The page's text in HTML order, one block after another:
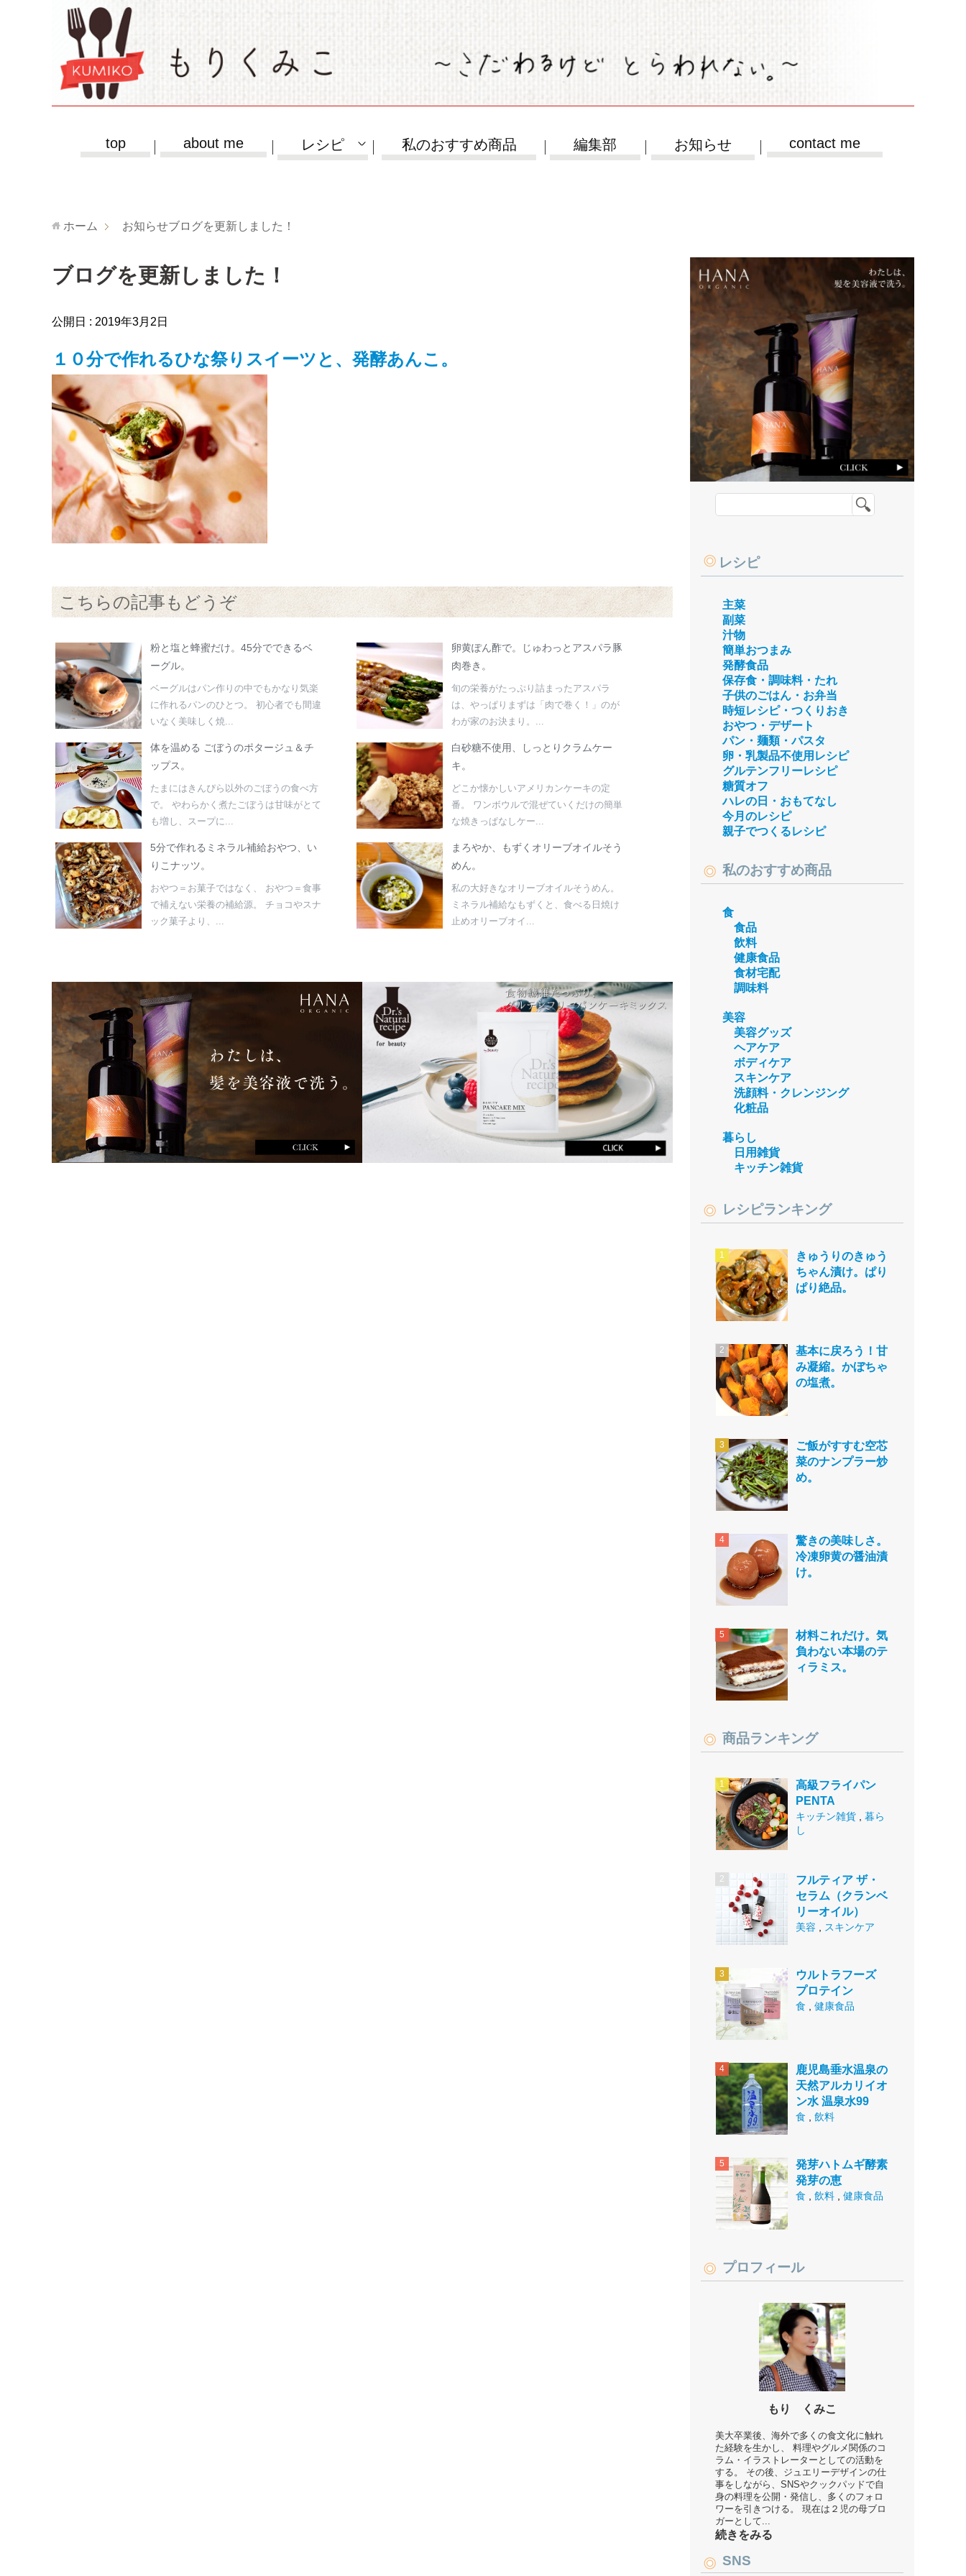
top about me レシピ 私のおすすめ商品 編集部 お知らせ contact me
ホーム お知らせブログを更新しました！
ブログを更新しました！
公開日 : 2019年3月2日
１０分で作れるひな祭りスイーツと、発酵あんこ。
こちらの記事もどうぞ
粉と塩と蜂蜜だけ。45分でできるベ
ーグル。
ベーグルはパン作りの中でもかなり気楽
に作れるパンのひとつ。 初心者でも間違
いなく美味しく焼...
卵黄ぽん酢で。じゅわっとアスパラ豚
肉巻き。
旬の栄養がたっぷり詰まったアスパラ
は、やっぱりまずは「肉で巻く！」のが
わが家のお決まり。...
体を温める ごぼうのポタージュ＆チ
ップス。
たまにはきんぴら以外のごぼうの食べ方
で。 やわらかく煮たごぼうは甘味がとて
も増し、スープに...
白砂糖不使用、しっとりクラムケー
キ。
どこか懐かしいアメリカンケーキの定
番。 ワンボウルで混ぜていくだけの簡単
な焼きっぱなしケー...
5分で作れるミネラル補給おやつ、い
りこナッツ。
おやつ＝お菓子ではなく、 おやつ＝食事
で補えない栄養の補給源。 チョコやスナ
ック菓子より、...
まろやか、もずくオリーブオイルそう
めん。
私の大好きなオリーブオイルそうめん。
ミネラル補給なもずくと、食べる日焼け
止めオリーブオイ...
レシピ
主菜
副菜
汁物
簡単おつまみ
発酵食品
保存食・調味料・たれ
子供のごはん・お弁当
時短レシピ・つくりおき
おやつ・デザート
パン・麺類・パスタ
卵・乳製品不使用レシピ
グルテンフリーレシピ
糖質オフ
ハレの日・おもてなし
今月のレシピ
親子でつくるレシピ
私のおすすめ商品
食
食品
飲料
健康食品
食材宅配
調味料
美容
美容グッズ
ヘアケア
ボディケア
スキンケア
洗顔料・クレンジング
化粧品
暮らし
日用雑貨
キッチン雑貨
レシピランキング
きゅうりのきゅう
ちゃん漬け。ぱり
ぱり絶品。
基本に戻ろう！甘
み凝縮。かぼちゃ
の塩煮。
ご飯がすすむ空芯
菜のナンプラー炒
め。
驚きの美味しさ。
冷凍卵黄の醤油漬
け。
材料これだけ。気
負わない本場のテ
ィラミス。
商品ランキング
高級フライパン
PENTA
キッチン雑貨
暮ら
し
フルティア ザ・
セラム（クランベ
リーオイル）
美容 スキンケア
ウルトラフーズ
プロテイン
食 健康食品
鹿児島垂水温泉の
天然アルカリイオ
ン水 温泉水99
食 飲料
発芽ハトムギ酵素
発芽の恵
食 飲料 健康食品
プロフィール
もり くみこ
美大卒業後、海外で多くの食文化に触れ
た経験を生かし、 料理やグルメ関係のコ
ラム・イラストレーターとしての活動を
する。 その後、ジュエリーデザインの仕
事をしながら、SNSやクックパッドで自
身の料理を公開・発信し、多くのフォロ
ワーを引きつける。 現在は２児の母ブロ
ガーとして...
続きをみる
SNS